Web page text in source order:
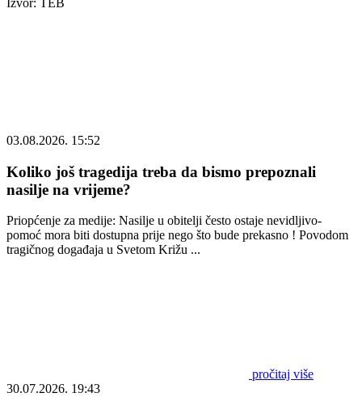
03.08.2026. 15:52
Koliko još tragedija treba da bismo prepoznali
nasilje na vrijeme?
Priopćenje za medije: Nasilje u obitelji često ostaje nevidljivo-
pomoć mora biti dostupna prije nego što bude prekasno ! Povodom
tragičnog događaja u Svetom Križu ...
pročitaj više
30.07.2026. 19:43